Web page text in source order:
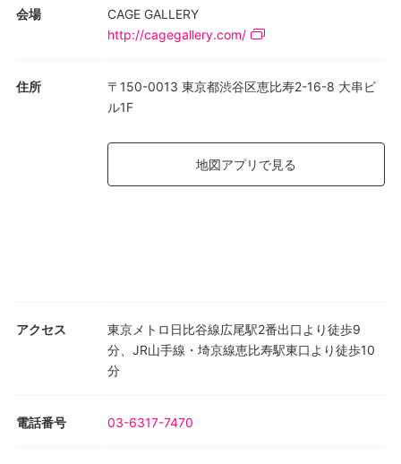
会場
CAGE GALLERY
http://cagegallery.com/
住所
〒150-0013 東京都渋谷区恵比寿2-16-8 大串ビ
ル1F
地図アプリで見る
アクセス
東京メトロ日比谷線広尾駅2番出口より徒歩9
分、JR山手線・埼京線恵比寿駅東口より徒歩10
分
電話番号 03-6317-7470